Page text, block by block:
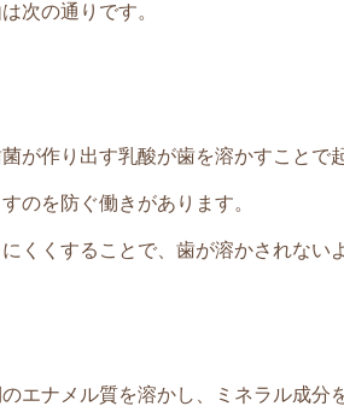
次の通りです。
が作り出す乳酸が歯を溶かすことで
のを防ぐ働きがあります。
くくすることで、歯が溶かされない
エナメル質を溶かし、ミネラル成分